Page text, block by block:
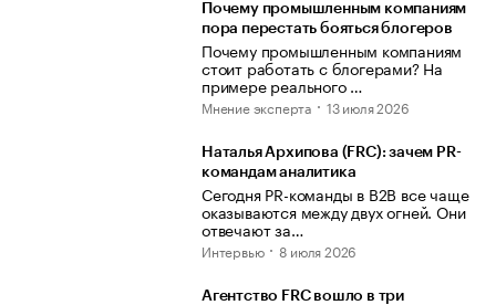
Почему промышленным компаниям
пора перестать бояться блогеров
Почему промышленным компаниям
стоит работать с блогерами? На
примере реального …
Мнение эксперта 13 июля 2026
Наталья Архипова (FRC): зачем PR-
командам аналитика
Сегодня PR-команды в B2B все чаще
оказываются между двух огней. Они
отвечают за…
Интервью 8 июля 2026
Агентство FRC вошло в три